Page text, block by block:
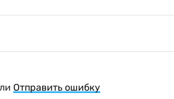
Отправить ошибку